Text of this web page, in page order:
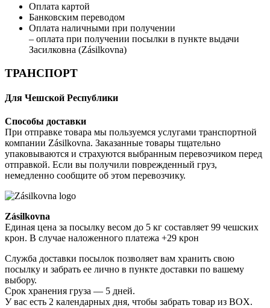
Оплата картой
Банковским переводом
Оплата наличными при получении
– оплата при получении посылки в пункте выдачи
Засилковна (Zásilkovna)
ТРАНСПОРТ
Для Чешской Республики
Способы доставки
При отправке товара мы пользуемся услугами транспортной
компании Zásilkovna. Заказанные товары тщательно
упаковываются и страхуются выбранным перевозчиком перед
отправкой. Если вы получили поврежденный груз,
немедленно сообщите об этом перевозчику.
Zásilkovna
Единая цена за посылку весом до 5 кг составляет 99 чешских
крон. В случае наложенного платежа +29 крон
Служба доставки посылок позволяет вам хранить свою
посылку и забрать ее лично в пункте доставки по вашему
выбору.
Срок хранения груза — 5 дней.
У вас есть 2 календарных дня, чтобы забрать товар из BOX.